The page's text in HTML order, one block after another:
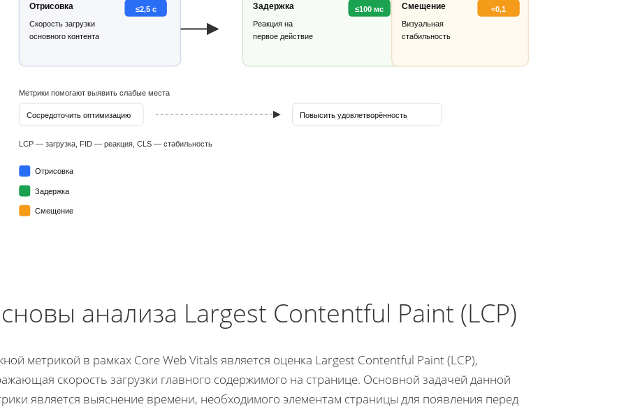
Отрисовка ≤2,5 с
Скорость загрузки
основного контента
Задержка ≤100 мс
Реакция на
первое действие
Смещение <0,1
Визуальная
стабильность
Метрики помогают выявить слабые места
Сосредоточить оптимизацию Повысить удовлетворённость
LCP — загрузка, FID — реакция, CLS — стабильность
Отрисовка
Задержка
Смещение
анализа Largest Contentful Paint (LCP)
метрикой в рамках Core Web Vitals является оценка Largest Contentful Paint (LCP),
скорость загрузки главного содержимого на странице. Основной задачей данной
является выяснение времени, необходимого элементам страницы для появления перед